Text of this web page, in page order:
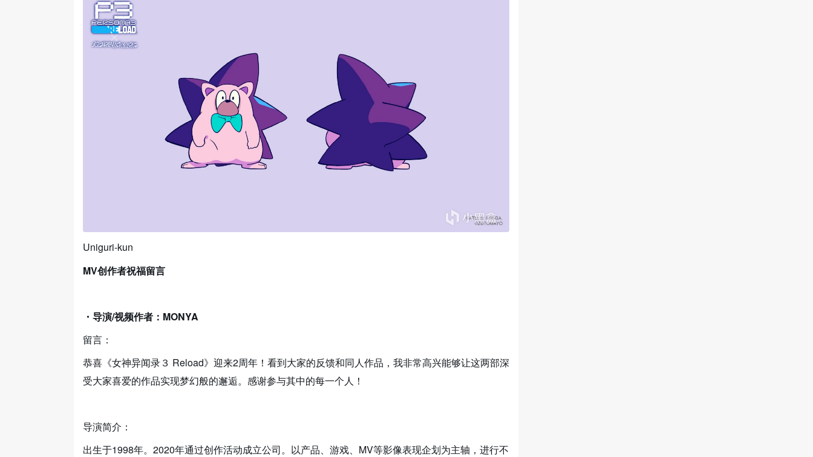
Uniguri-kun
MV创作者祝福留言
・导演/视频作者：MONYA
留言：
恭喜《女神异闻录３ Reload》迎来2周年！看到大家的反馈和同人作品，我非常高兴能够让这两部深
受大家喜爱的作品实现梦幻般的邂逅。感谢参与其中的每一个人！
导演简介：
出生于1998年。2020年通过创作活动成立公司。以产品、游戏、MV等影像表现企划为主轴，进行不